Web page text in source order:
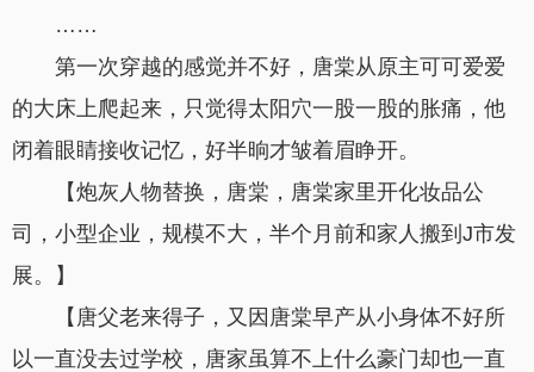
……
第一次穿越的感觉并不好，唐棠从原主可可爱爱
的大床上爬起来，只觉得太阳穴一股一股的胀痛，他
闭着眼睛接收记忆，好半晌才皱着眉睁开。
【炮灰人物替换，唐棠，唐棠家里开化妆品公
司，小型企业，规模不大，半个月前和家人搬到J市发
展。】
【唐父老来得子，又因唐棠早产从小身体不好所
以一直没去过学校，唐家虽算不上什么豪门却也一直